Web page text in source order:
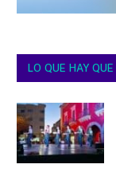
LO QUE HAY QUE